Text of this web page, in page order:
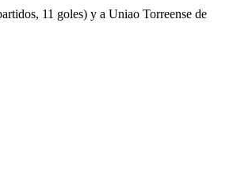
11 goles) y a Uniao Torreense de